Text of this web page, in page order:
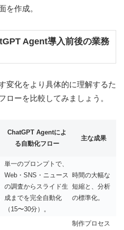
を作成。
Agent導入前後の業務
変化をより具体的に理解するた
ローを比較してみましょう。
ChatGPT Agentによ
る自動化フロー
主な成果
単一のプロンプトで、
Web・SNS・ニュース
の調査からスライド生
成までを完全自動化
（15〜30分）。
時間の大幅な
短縮と、分析
の標準化。
制作プロセス